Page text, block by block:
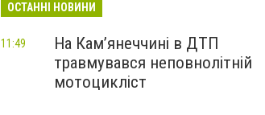
ОСТАННІ НОВИНИ
На Кам’янеччині в ДТП
травмувався неповнолітній
мотоцикліст
11:49